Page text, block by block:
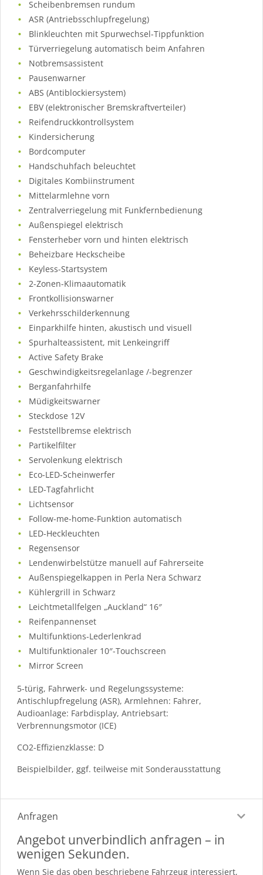
Scheibenbremsen rundum
ASR (Antriebsschlupfregelung)
Blinkleuchten mit Spurwechsel-Tippfunktion
Türverriegelung automatisch beim Anfahren
Notbremsassistent
Pausenwarner
ABS (Antiblockiersystem)
EBV (elektronischer Bremskraftverteiler)
Reifendruckkontrollsystem
Kindersicherung
Bordcomputer
Handschuhfach beleuchtet
Digitales Kombiinstrument
Mittelarmlehne vorn
Zentralverriegelung mit Funkfernbedienung
Außenspiegel elektrisch
Fensterheber vorn und hinten elektrisch
Beheizbare Heckscheibe
Keyless-Startsystem
2-Zonen-Klimaautomatik
Frontkollisionswarner
Verkehrsschilderkennung
Einparkhilfe hinten, akustisch und visuell
Spurhalteassistent, mit Lenkeingriff
Active Safety Brake
Geschwindigkeitsregelanlage /-begrenzer
Berganfahrhilfe
Müdigkeitswarner
Steckdose 12V
Feststellbremse elektrisch
Partikelfilter
Servolenkung elektrisch
Eco-LED-Scheinwerfer
LED-Tagfahrlicht
Lichtsensor
Follow-me-home-Funktion automatisch
LED-Heckleuchten
Regensensor
Lendenwirbelstütze manuell auf Fahrerseite
Außenspiegelkappen in Perla Nera Schwarz
Kühlergrill in Schwarz
Leichtmetallfelgen „Auckland“ 16″
Reifenpannenset
Multifunktions-Lederlenkrad
Multifunktionaler 10″-Touchscreen
Mirror Screen
5-türig, Fahrwerk- und Regelungssysteme:
Antischlupfregelung (ASR), Armlehnen: Fahrer,
Audioanlage: Farbdisplay, Antriebsart:
Verbrennungsmotor (ICE)
CO2-Effizienzklasse: D
Beispielbilder, ggf. teilweise mit Sonderausstattung
Anfragen
Angebot unverbindlich anfragen – in
wenigen Sekunden.
Wenn Sie das oben beschriebene Fahrzeug interessiert,